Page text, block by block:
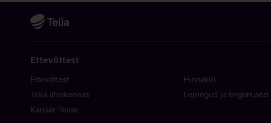
Ettevõttest
Ettevõttest
Telia ühiskonnas
Karjäär Telias
Hinnakiri
Lepingud ja tingimused